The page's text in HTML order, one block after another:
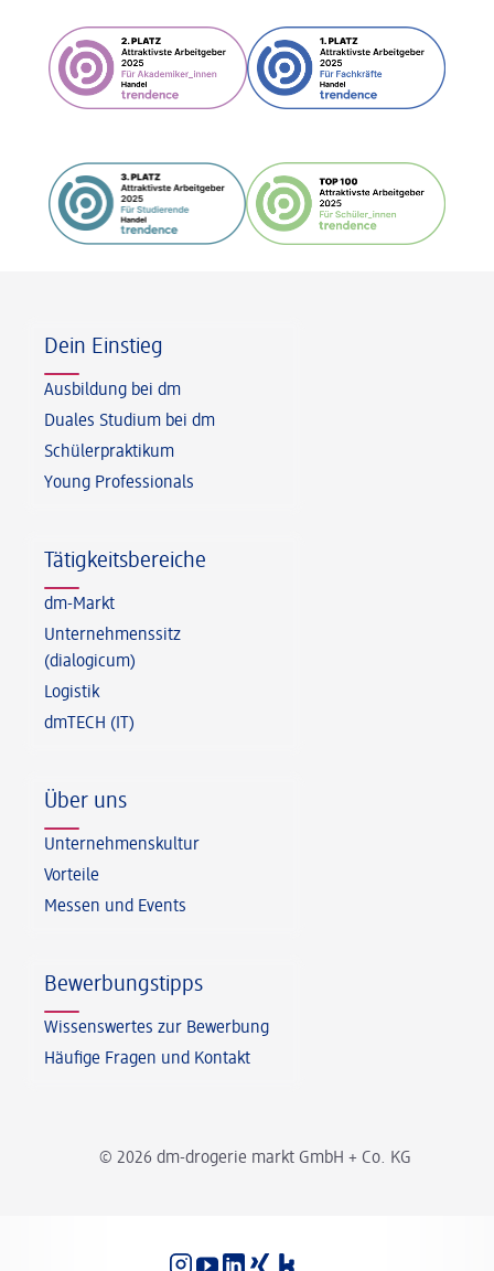
© 2026 dm-drogerie markt GmbH + Co. KG
Dein Einstieg
Ausbildung bei dm
Duales Studium bei dm
Schülerpraktikum
Young Professionals
Tätigkeitsbereiche
dm-Markt
Unternehmenssitz
(dialogicum)
Logistik
dmTECH (IT)
Über uns
Unternehmenskultur
Vorteile
Messen und Events
Bewerbungstipps
Wissenswertes zur Bewerbung
Häufige Fragen und Kontakt